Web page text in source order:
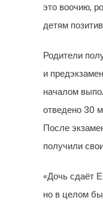
это воочию,
детям
Родители
и
началом
отведено 30
После
получили
«Дочь сдаёт
но в целом